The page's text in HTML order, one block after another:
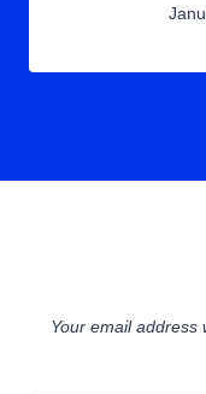
Your email address